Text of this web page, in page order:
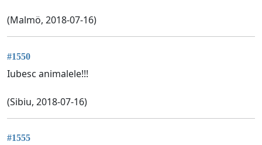
(Malmö, 2018-07-16)
#1550
Iubesc animalele!!!
(Sibiu, 2018-07-16)
#1555